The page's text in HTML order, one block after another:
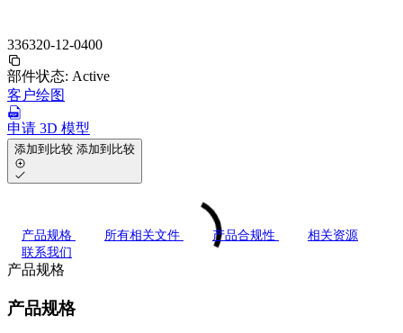
336320-12-0400
部件状态: Active
客户绘图
申请 3D 模型
添加到比较 添加到比较
产品规格 所有相关文件 产品合规性
相关资源
联系我们
产品规格
产品规格